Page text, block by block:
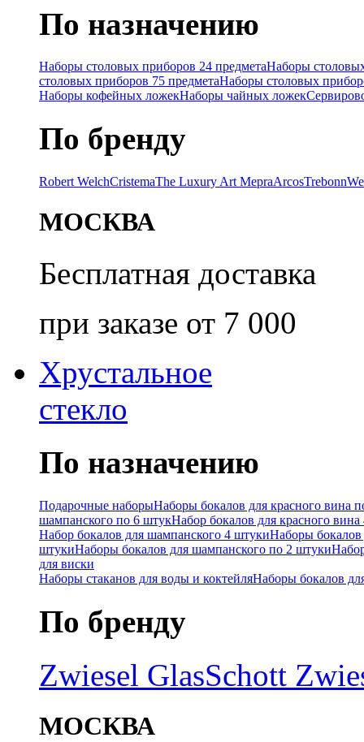
По назначению
Наборы столовых приборов 24 предметаНаборы
столовых приборов 75 предметаНаборы столовых
Наборы кофейных ложекНаборы чайных ложек
По бренду
Robert WelchCristemaThe Luxury Art MepraArcosTrebonn
МОСКВА
Бесплатная доставка
при заказе от 7 000
Хрустальное
стекло
По назначению
Подарочные наборыНаборы бокалов для красного вина
шампанского по 6 штукНабор бокалов для красного
Набор бокалов для шампанского 4 штукиНаборы бокалов
штукиНаборы бокалов для шампанского по 2 штуки
для виски
Наборы стаканов для воды и коктейляНаборы бокалов
По бренду
Zwiesel GlasSchott
МОСКВА